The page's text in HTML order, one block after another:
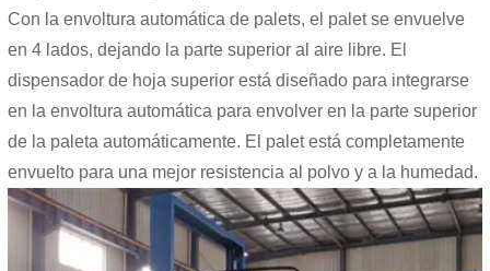
Con la envoltura automática de palets, el palet se envuelve
en 4 lados, dejando la parte superior al aire libre. El
dispensador de hoja superior está diseñado para integrarse
en la envoltura automática para envolver en la parte superior
de la paleta automáticamente. El palet está completamente
envuelto para una mejor resistencia al polvo y a la humedad.